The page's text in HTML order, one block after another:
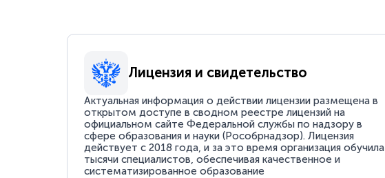
Лицензия и свидетельство
Актуальная информация о действии лицензии размещена в
открытом доступе в сводном реестре лицензий на
официальном сайте Федеральной службы по надзору в
сфере образования и науки (Рособрнадзор). Лицензия
действует с 2018 года, и за это время организация обучила
тысячи специалистов, обеспечивая качественное и
систематизированное образование